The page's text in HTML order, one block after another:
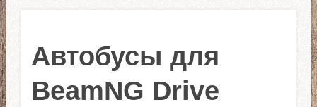
Автобусы для
BeamNG Drive